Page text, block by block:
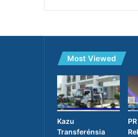
Most Viewed
Kazu
Transferénsia